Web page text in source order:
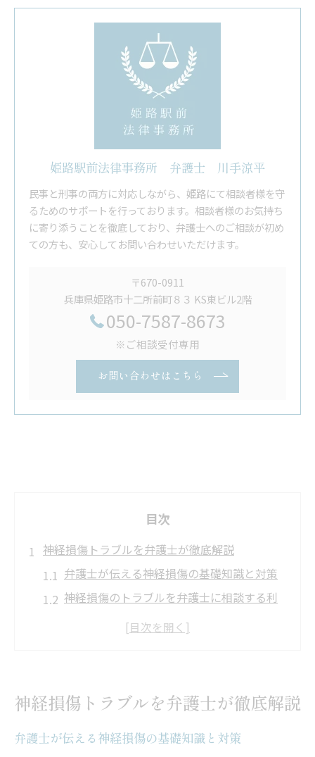
姫路駅前法律事務所 弁護士 川手涼平
民事と刑事の両方に対応しながら、姫路にて相談者様を守
るためのサポートを行っております。相談者様のお気持ち
に寄り添うことを徹底しており、弁護士へのご相談が初め
ての方も、安心してお問い合わせいただけます。
〒670-0911
兵庫県姫路市十二所前町８３ KS東ビル2階
050-7587-8673
※ご相談受付専用
お問い合わせはこちら
目次
神経損傷トラブルを弁護士が徹底解説
弁護士が伝える神経損傷の基礎知識と対策
神経損傷のトラブルを弁護士に相談する利
と
弁護士が神経損傷事例から学ぶ注意点まと
神経損傷トラブルを弁護士が徹底解説
弁護士が伝える神経損傷の基礎知識と対策